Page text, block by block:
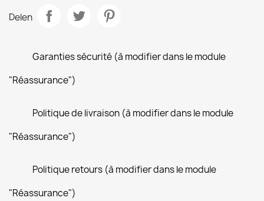
Delen
Garanties sécurité (à modifier dans le module
"Réassurance")
Politique de livraison (à modifier dans le module
"Réassurance")
Politique retours (à modifier dans le module
"Réassurance")